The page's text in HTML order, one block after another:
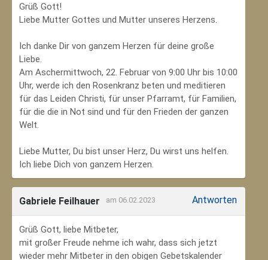
Grüß Gott!
Liebe Mutter Gottes und Mutter unseres Herzens.
Ich danke Dir von ganzem Herzen für deine große
Liebe.
Am Aschermittwoch, 22. Februar von 9:00 Uhr bis 10:00
Uhr, werde ich den Rosenkranz beten und meditieren
für das Leiden Christi, für unser Pfarramt, für Familien,
für die die in Not sind und für den Frieden der ganzen
Welt.
Liebe Mutter, Du bist unser Herz, Du wirst uns helfen.
Ich liebe Dich von ganzem Herzen.
Gabriele Feilhauer am 06.02.2023 Antworten
Grüß Gott, liebe Mitbeter,
mit großer Freude nehme ich wahr, dass sich jetzt
wieder mehr Mitbeter in den obigen Gebetskalender